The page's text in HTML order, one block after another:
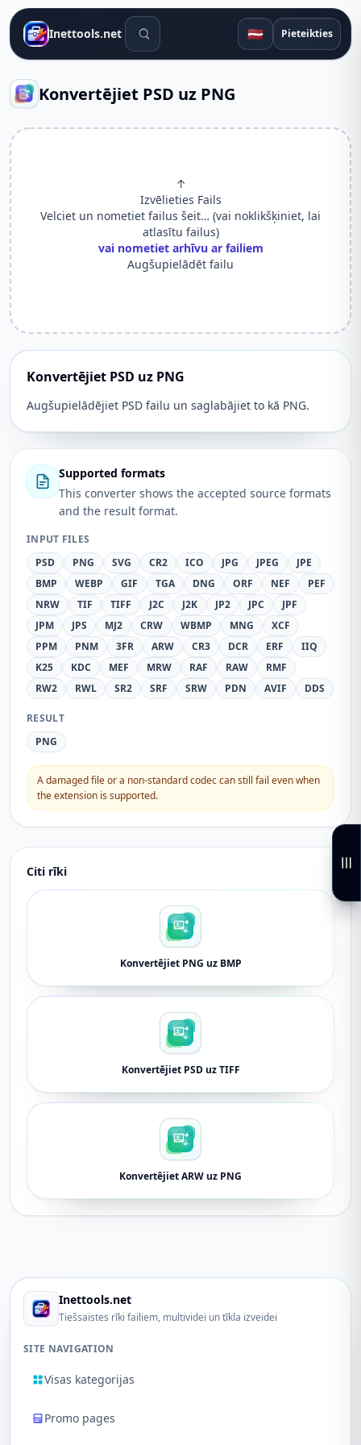
Inettools.net Meklēšanas rīki 🇱🇻 Pieteikties
Konvertējiet PSD uz PNG
↑
Izvēlieties Fails
Velciet un nometiet failus šeit… (vai noklikšķiniet, lai
atlasītu failus)
vai nometiet arhīvu ar failiem
Augšupielādēt failu
Konvertējiet PSD uz PNG
Augšupielādējiet PSD failu un saglabājiet to kā PNG.
Supported formats
This converter shows the accepted source formats
and the result format.
INPUT FILES
PSD
PNG SVG CR2 ICO JPG JPEG
JPE
BMP
WEBP GIF TGA DNG ORF NEF
PEF
NRW
TIF TIFF J2C J2K JP2 JPC
JPF
JPM
JPS MJ2 CRW WBMP MNG
XCF
PPM
PNM 3FR ARW CR3 DCR ERF
IIQ
K25
KDC MEF MRW RAF RAW
RMF
RW2
RWL SR2 SRF SRW PDN AVIF DDS
RESULT
PNG
A damaged file or a non-standard codec can still fail even when
the extension is supported.
Citi rīki
Konvertējiet PNG uz BMP
Konvertējiet PSD uz TIFF
Konvertējiet ARW uz PNG
Inettools.net
Tiešsaistes rīki failiem, multividei un tīkla izveidei
SITE NAVIGATION
Visas kategorijas
Promo pages